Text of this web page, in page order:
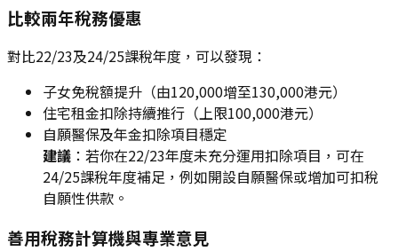
比較兩年稅務優惠
對比22/23及24/25課稅年度，可以發現：
子女免稅額提升（由120,000增至130,000港元）
住宅租金扣除持續推行（上限100,000港元）
自願醫保及年金扣除項目穩定
建議 ：若你在22/23年度未充分運用扣除項目，可在
24/25課稅年度補足，例如開設自願醫保或增加可扣稅
自願性供款。
善用稅務計算機與專業意見